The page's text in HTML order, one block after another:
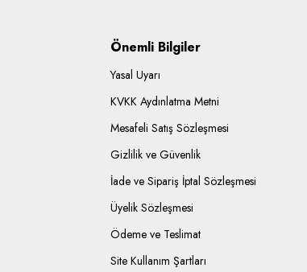
Önemli Bilgiler
Yasal Uyarı
KVKK Aydınlatma Metni
Mesafeli Satış Sözleşmesi
Gizlilik ve Güvenlik
İade ve Sipariş İptal Sözleşmesi
Üyelik Sözleşmesi
Ödeme ve Teslimat
Site Kullanım Şartları